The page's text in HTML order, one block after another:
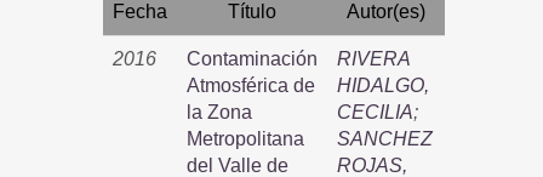
Fecha Título Autor(es)
2016
Contaminación
Atmosférica de
la Zona
Metropolitana
del Valle de
RIVERA
HIDALGO,
CECILIA;
SANCHEZ
ROJAS,